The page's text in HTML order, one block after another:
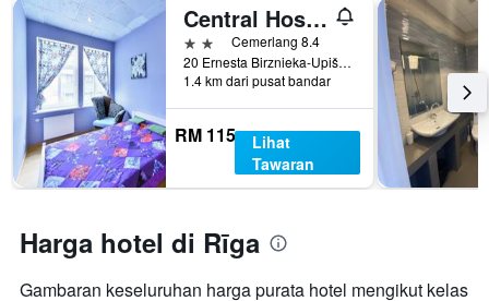
Central Hostel
2 bintangCemerlang 8.4
20 Ernesta Birznieka-Upiša Iela, Rīga, Latvia
1.4 km dari pusat bandar
RM 115
Lihat
Tawaran
Harga hotel di Rīga
Gambaran keseluruhan harga purata hotel mengikut kelas